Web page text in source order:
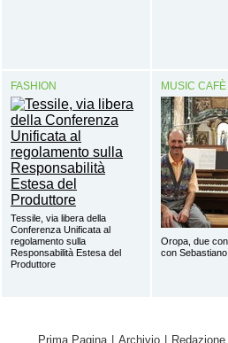
FASHION
Tessile, via libera della
Conferenza Unificata al
regolamento sulla
Responsabilità Estesa del
Produttore
MUSIC CAFÈ
Oropa, due
con
Prima Pagina Archivio Redazione